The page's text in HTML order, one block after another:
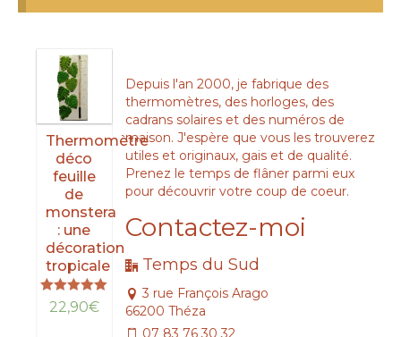
Thermomètre
déco
feuille
de
monstera
: une
décoration
tropicale
Note
5.00
22,90€
Depuis l'an 2000, je fabrique des
thermomètres, des horloges, des
cadrans solaires et des numéros de
maison. J'espère que vous les trouverez
utiles et originaux, gais et de qualité.
Prenez le temps de flâner parmi eux
pour découvrir votre coup de coeur.
Contactez-moi
Temps du Sud
3 rue François Arago
66200 Théza
07 83 76 30 32